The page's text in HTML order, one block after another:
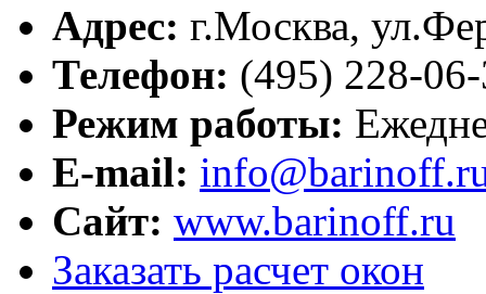
Адрес: г.Москва,
Телефон: (495) 228-
Режим работы:
E-mail:
Сайт: www.barinoff.ru
Заказать расчет окон